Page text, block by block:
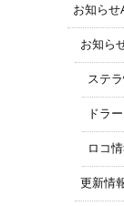
お知らせ
お知ら
ステ
ドラ
ロコ
更新情